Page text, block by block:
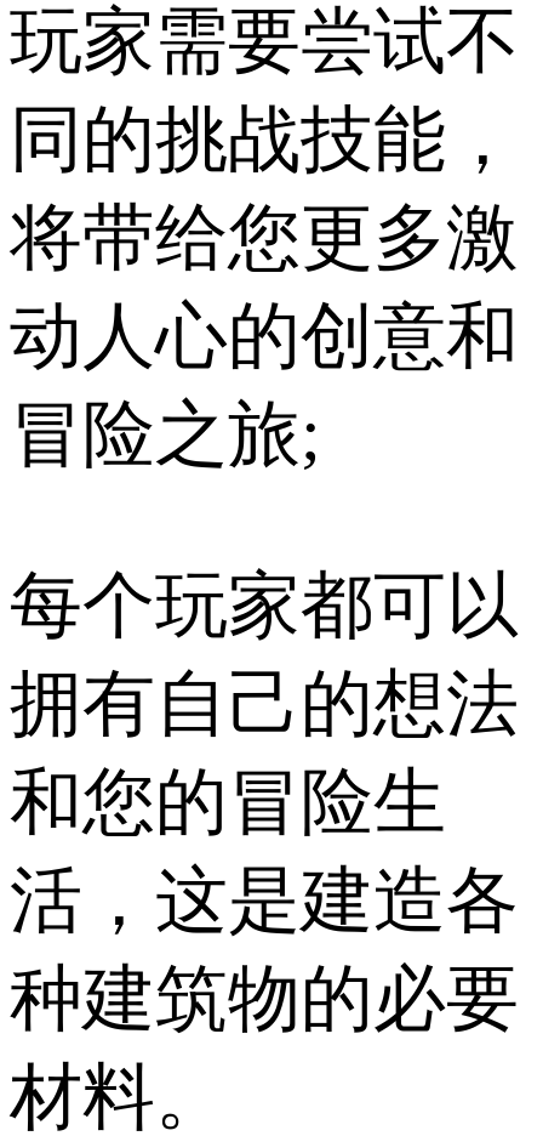
玩家需要尝试不
同的挑战技能，
将带给您更多激
动人心的创意和
冒险之旅;
每个玩家都可以
拥有自己的想法
和您的冒险生
活，这是建造各
种建筑物的必要
材料。